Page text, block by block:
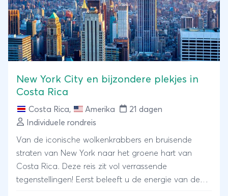
New York City en bijzondere plekjes in
Costa Rica
Costa Rica, Amerika
21 dagen
Individuele rondreis
Van de iconische wolkenkrabbers en bruisende
straten van New York naar het groene hart van
Costa Rica. Deze reis zit vol verrassende
tegenstellingen! Eerst beleeft u de energie van de